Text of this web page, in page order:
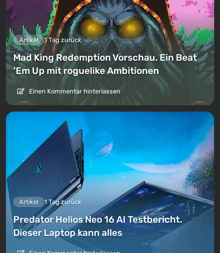
Artikel 1 Tag zurück
Mad King Redemption Vorschau. Ein Beat
’Em Up mit roguelike Ambitionen
Einen Kommentar hinterlassen
Artikel 1 Tag zurück
Predator Helios Neo 16 AI Testbericht.
Dieser Laptop kann alles